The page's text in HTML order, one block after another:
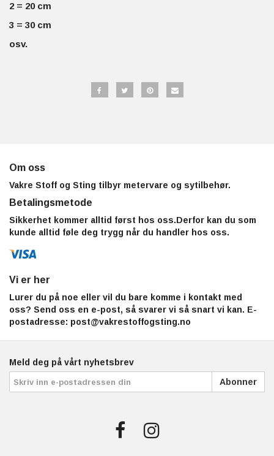
2 = 20 cm
3 = 30 cm
osv.
Om oss
Vakre Stoff og Sting tilbyr metervare og sytilbehør.
Betalingsmetode
Sikkerhet kommer alltid først hos oss.Derfor kan du som
kunde alltid føle deg trygg når du handler hos oss.
Vi er her
Lurer du på noe eller vil du bare komme i kontakt med
oss? Send oss en e-post, så svarer vi så snart vi kan. E-
postadresse: post@vakrestoffogsting.no
Meld deg på vårt nyhetsbrev
Abonner